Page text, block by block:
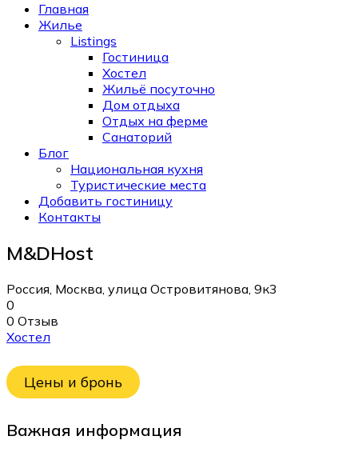
Главная
Жилье
Listings
Гостиница
Хостел
Жильё посуточно
Дом отдыха
Отдых на ферме
Санаторий
Блог
Национальная кухня
Туристические места
Добавить гостиницу
Контакты
M&DHost
Россия, Москва, улица Островитянова, 9к3
0
0 Отзыв
Хостел
Цены и бронь
Важная информация